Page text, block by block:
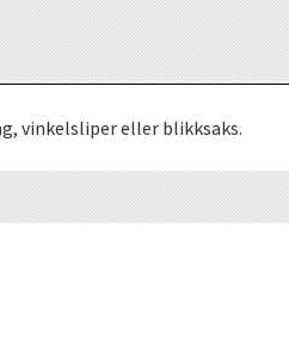
vinkelsliper eller blikksaks.